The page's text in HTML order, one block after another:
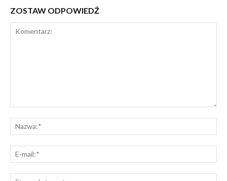
ZOSTAW ODPOWIEDŹ